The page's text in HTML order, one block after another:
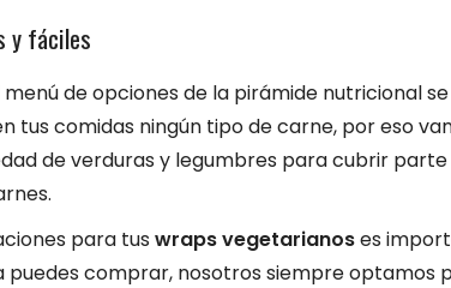
y fáciles
de opciones de la pirámide nutricional se
tus comidas ningún tipo de carne, por eso
de verduras y legumbres para cubrir parte
para tus wraps vegetarianoses
puedes comprar, nosotros siempre optamos